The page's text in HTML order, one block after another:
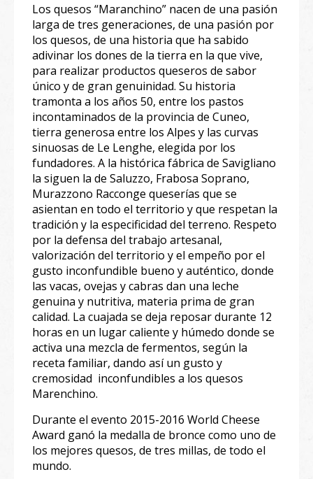
Los quesos “Maranchino” nacen de una pasión
larga de tres generaciones, de una pasión por
los quesos, de una historia que ha sabido
adivinar los dones de la tierra en la que vive,
para realizar productos queseros de sabor
único y de gran genuinidad. Su historia
tramonta a los años 50, entre los pastos
incontaminados de la provincia de Cuneo,
tierra generosa entre los Alpes y las curvas
sinuosas de Le Lenghe, elegida por los
fundadores. A la histórica fábrica de Savigliano
la siguen la de Saluzzo, Frabosa Soprano,
Murazzono Racconge queserías que se
asientan en todo el territorio y que respetan la
tradición y la especificidad del terreno. Respeto
por la defensa del trabajo artesanal,
valorización del territorio y el empeño por el
gusto inconfundible bueno y auténtico, donde
las vacas, ovejas y cabras dan una leche
genuina y nutritiva, materia prima de gran
calidad. La cuajada se deja reposar durante 12
horas en un lugar caliente y húmedo donde se
activa una mezcla de fermentos, según la
receta familiar, dando así un gusto y
cremosidad inconfundibles a los quesos
Marenchino.
Durante el evento 2015-2016 World Cheese
Award ganó la medalla de bronce como uno de
los mejores quesos, de tres millas, de todo el
mundo.